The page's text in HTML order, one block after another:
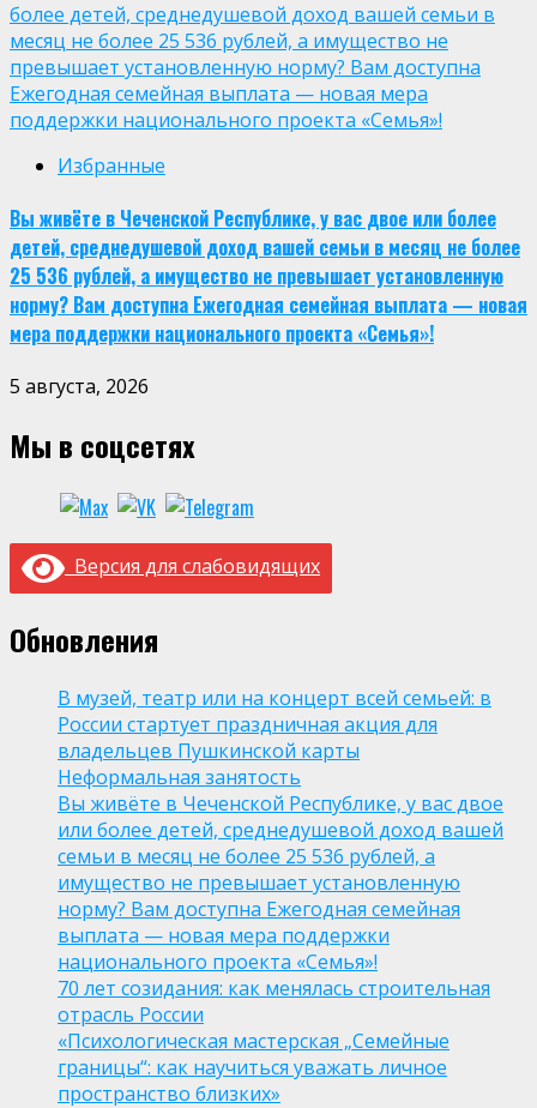
более детей, среднедушевой доход вашей семьи в
месяц не более 25 536 рублей, а имущество не
превышает установленную норму? Вам доступна
Ежегодная семейная выплата — новая мера
поддержки национального проекта «Семья»!
Избранные
Вы живёте в Чеченской Республике, у вас двое или более
детей, среднедушевой доход вашей семьи в месяц не более
25 536 рублей, а имущество не превышает установленную
норму? Вам доступна Ежегодная семейная выплата — новая
мера поддержки национального проекта «Семья»!
5 августа, 2026
Мы в соцсетях
Версия для слабовидящих
Обновления
В музей, театр или на концерт всей семьей: в
России стартует праздничная акция для
владельцев Пушкинской карты
Неформальная занятость
Вы живёте в Чеченской Республике, у вас двое
или более детей, среднедушевой доход вашей
семьи в месяц не более 25 536 рублей, а
имущество не превышает установленную
норму? Вам доступна Ежегодная семейная
выплата — новая мера поддержки
национального проекта «Семья»!
70 лет созидания: как менялась строительная
отрасль России
«Психологическая мастерская „Семейные
границы“: как научиться уважать личное
пространство близких»